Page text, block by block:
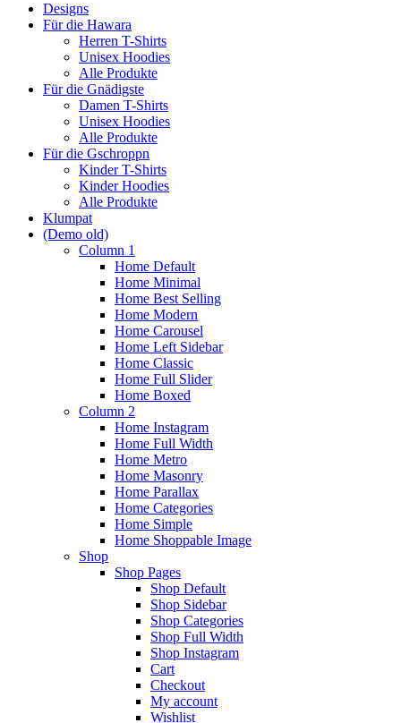
Designs
Für die Hawara
Herren T-Shirts
Unisex Hoodies
Alle Produkte
Für die Gnädigste
Damen T-Shirts
Unisex Hoodies
Alle Produkte
Für die Gschroppn
Kinder T-Shirts
Kinder Hoodies
Alle Produkte
Klumpat
(Demo old)
Column 1
Home Default
Home Minimal
Home Best Selling
Home Modern
Home Carousel
Home Left Sidebar
Home Classic
Home Full Slider
Home Boxed
Column 2
Home Instagram
Home Full Width
Home Metro
Home Masonry
Home Parallax
Home Categories
Home Simple
Home Shoppable Image
Shop
Shop Pages
Shop Default
Shop Sidebar
Shop Categories
Shop Full Width
Shop Instagram
Cart
Checkout
My account
Wishlist